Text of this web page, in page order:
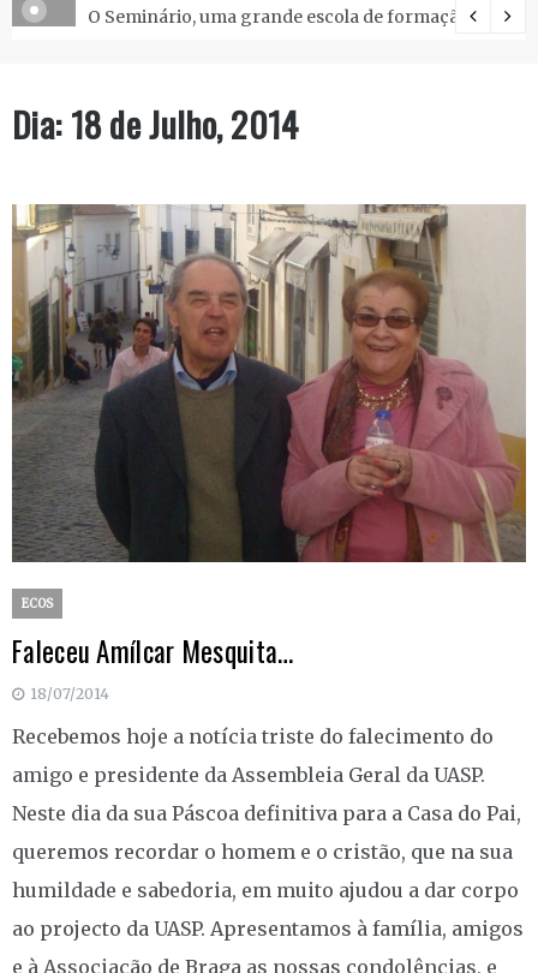
O Seminário, uma grande escola de formação.
Dia:18 de Julho, 2014
ECOS
Faleceu Amílcar Mesquita…
18/07/2014
Recebemos hoje a notícia triste do falecimento do
amigo e presidente da Assembleia Geral da UASP.
Neste dia da sua Páscoa definitiva para a Casa do Pai,
queremos recordar o homem e o cristão, que na sua
humildade e sabedoria, em muito ajudou a dar corpo
ao projecto da UASP. Apresentamos à família, amigos
e à Associação de Braga as nossas condolências, e